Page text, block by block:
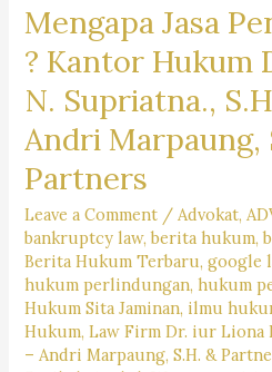
#pencarianadvokat,
#sarankantorhukum,
#pencariankuasahukum,
#pencarianbantuanhukum,
#pencarianjasapengacara,
#pencarianlayananhukum,
#trendingpengacara,
#pengacarahariini,
#kabupatenbandung,
Mengapa Jasa
? Kantor Hukum
N. Supriatna.,
Andri Marpaung,
Partners
Leave a Comment /Advokat,
bankruptcy law,berita hukum,
Berita Hukum Terbaru,google
hukum perlindungan,hukum
Hukum Sita Jaminan, ilmu
Hukum,Law Firm Dr. iur Liona
– Andri Marpaung, S.H. &